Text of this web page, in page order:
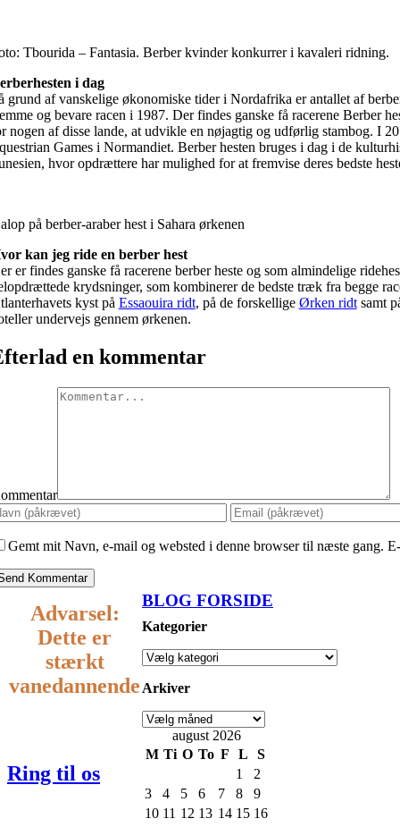
Tbourida – Fantasia. Berber kvinder konkurrer i kavaleri ridning.
i dag
grund af vanskelige økonomiske tider i Nordafrika er antallet af
og bevare racen i 1987. Der findes ganske få racerene Berber
nogen af disse lande, at udvikle en nøjagtig og udførlig stambog. I
Games i Normandiet. Berber hesten bruges i dag i de
hvor opdrættere har mulighed for at fremvise deres bedste
på berber-araber hest i Sahara ørkenen
kan jeg ride en berber hest
er findes ganske få racerene berber heste og som almindelige
krydsninger, som kombinerer de bedste træk fra begge
kyst på Essaouira ridt, på de forskellige Ørken ridtsamt
undervejs gennem ørkenen.
en kommentar
Gemt mit Navn, e-mail og websted i denne browser til næste gang.
BLOG FORSIDE
Kategorier
Arkiver
august 2026
M Ti O To F L
S
1
2
3
4 5 6 7 8
9
10 11 12 13 14 15 16
Advarsel:
Dette er
stærkt
vanedannende
Ring til os